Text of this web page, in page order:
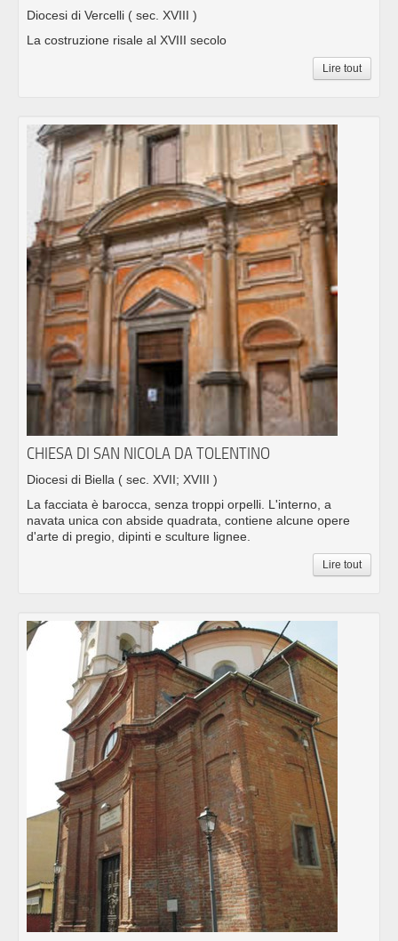
Diocesi di Vercelli ( sec. XVIII )
La costruzione risale al XVIII secolo
Lire tout
CHIESA DI SAN NICOLA DA TOLENTINO
Diocesi di Biella ( sec. XVII; XVIII )
La facciata è barocca, senza troppi orpelli. L'interno, a
navata unica con abside quadrata, contiene alcune opere
d'arte di pregio, dipinti e sculture lignee.
Lire tout